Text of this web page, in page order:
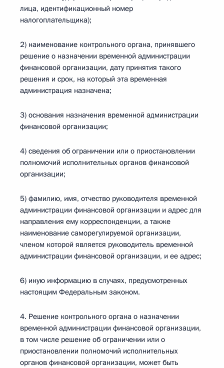
лица, идентификационный номер
налогоплательщика);
2) наименование контрольного органа, принявшего
решение о назначении временной администрации
финансовой организации, дату принятия такого
решения и срок, на который эта временная
администрация назначена;
3) основания назначения временной администрации
финансовой организации;
4) сведения об ограничении или о приостановлении
полномочий исполнительных органов финансовой
организации;
5) фамилию, имя, отчество руководителя временной
администрации финансовой организации и адрес для
направления ему корреспонденции, а также
наименование саморегулируемой организации,
членом которой является руководитель временной
администрации финансовой организации, и ее адрес;
6) иную информацию в случаях, предусмотренных
настоящим Федеральным законом.
4. Решение контрольного органа о назначении
временной администрации финансовой организации,
в том числе решение об ограничении или о
приостановлении полномочий исполнительных
органов финансовой организации, может быть